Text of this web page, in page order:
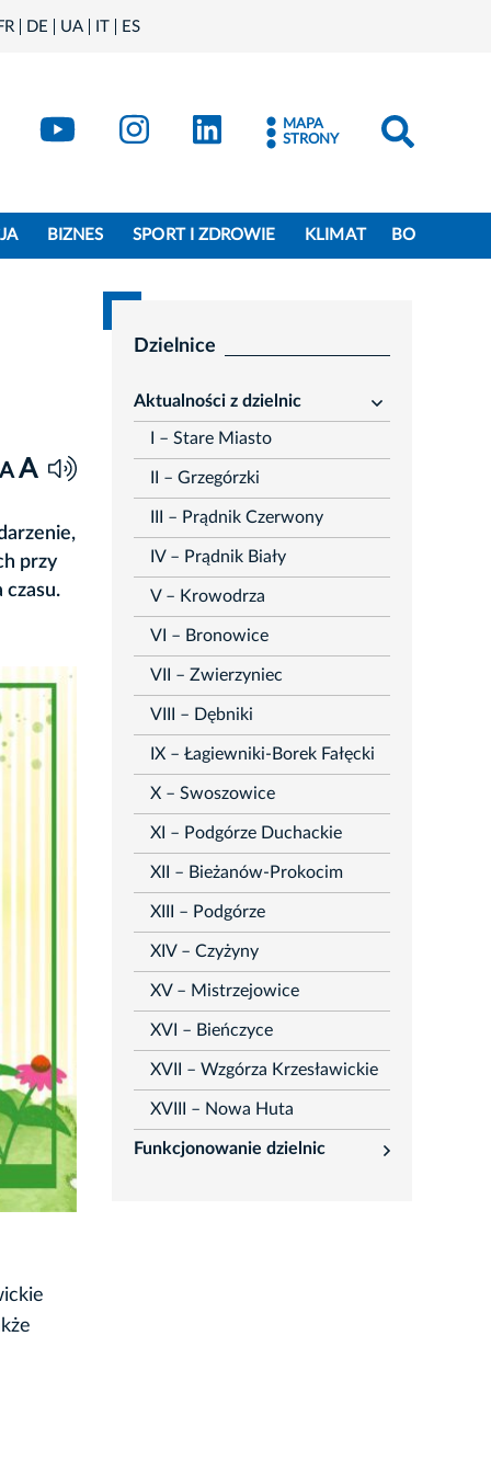
DE UA IT ES
Kraków - X
Kraków - YouTube
Kraków - Instagram
Kraków - LinkedIn
MAPA
STRONY
BIZNES SPORT I ZDROWIE KLIMAT BO
A A
przy
czasu.
Dzielnice
Aktualności z dzielnic
rozwiń
I – Stare Miasto
II – Grzegórzki
III – Prądnik Czerwony
IV – Prądnik Biały
V – Krowodrza
VI – Bronowice
VII – Zwierzyniec
VIII – Dębniki
IX – Łagiewniki-Borek Fałęcki
X – Swoszowice
XI – Podgórze Duchackie
XII – Bieżanów-Prokocim
XIII – Podgórze
XIV – Czyżyny
XV – Mistrzejowice
XVI – Bieńczyce
XVII – Wzgórza Krzesławickie
XVIII – Nowa Huta
Funkcjonowanie dzielnic
rozwiń